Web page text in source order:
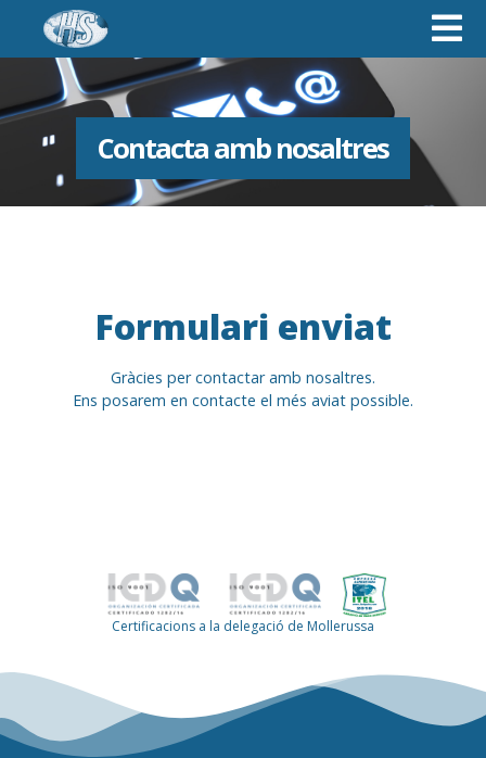
Contacta amb nosaltres
Formulari enviat
Gràcies per contactar amb nosaltres.
Ens posarem en contacte el més aviat possible.
Certificacions a la delegació de Mollerussa